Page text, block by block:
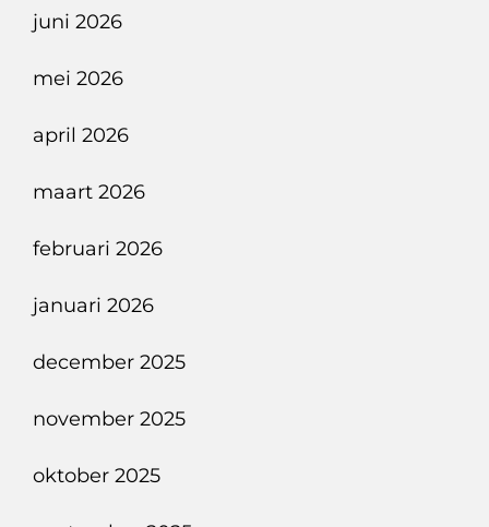
juni 2026
mei 2026
april 2026
maart 2026
februari 2026
januari 2026
december 2025
november 2025
oktober 2025